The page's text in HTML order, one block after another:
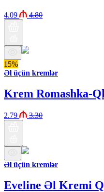
4.09 4.80
15%
Əl üçün kremlər
Krem Romashka-
2.79 3.30
Əl üçün kremlər
Eveline Əl Kremi